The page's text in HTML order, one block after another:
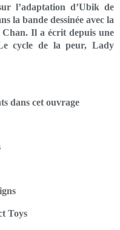
l’adaptation d’Ubik de
la bande dessinée avec la
Il a écrit depuis une
cycle de la peur, Lady
dans cet ouvrage
Toys